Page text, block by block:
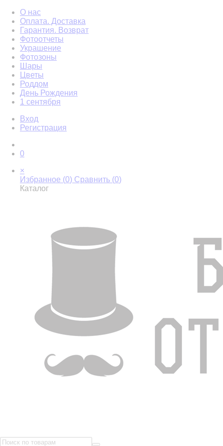
О нас
Оплата. Доставка
Гарантия. Возврат
Фотоотчеты
Украшение
Фотозоны
Шары
Цветы
Роддом
День Рождения
1 сентября
Вход
Регистрация
0
×
Избранное (0) Сравнить (0)
Каталог